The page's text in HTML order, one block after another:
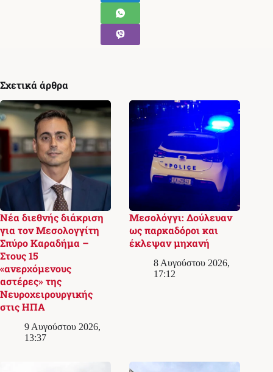
Σχετικά άρθρα
Νέα διεθνής διάκριση
για τον Μεσολογγίτη
Σπύρο Καραδήμα –
Στους 15
«ανερχόμενους
αστέρες» της
Νευροχειρουργικής
στις ΗΠΑ
9 Αυγούστου 2026,
13:37
Μεσολόγγι: Δούλευαν
ως παρκαδόροι και
έκλεψαν μηχανή
8 Αυγούστου 2026,
17:12